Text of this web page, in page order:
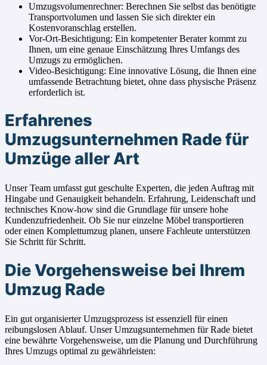
Umzugsvolumenrechner: Berechnen Sie selbst das benötigte
Transportvolumen und lassen Sie sich direkter ein
Kostenvoranschlag erstellen.
Vor-Ort-Besichtigung: Ein kompetenter Berater kommt zu
Ihnen, um eine genaue Einschätzung Ihres Umfangs des
Umzugs zu ermöglichen.
Video-Besichtigung: Eine innovative Lösung, die Ihnen eine
umfassende Betrachtung bietet, ohne dass physische Präsenz
erforderlich ist.
Erfahrenes
Umzugsunternehmen Rade für
Umzüge aller Art
Unser Team umfasst gut geschulte Experten, die jeden Auftrag mit
Hingabe und Genauigkeit behandeln. Erfahrung, Leidenschaft und
technisches Know-how sind die Grundlage für unsere hohe
Kundenzufriedenheit. Ob Sie nur einzelne Möbel transportieren
oder einen Komplettumzug planen, unsere Fachleute unterstützen
Sie Schritt für Schritt.
Die Vorgehensweise bei Ihrem
Umzug Rade
Ein gut organisierter Umzugsprozess ist essenziell für einen
reibungslosen Ablauf. Unser Umzugsunternehmen für Rade bietet
eine bewährte Vorgehensweise, um die Planung und Durchführung
Ihres Umzugs optimal zu gewährleisten: